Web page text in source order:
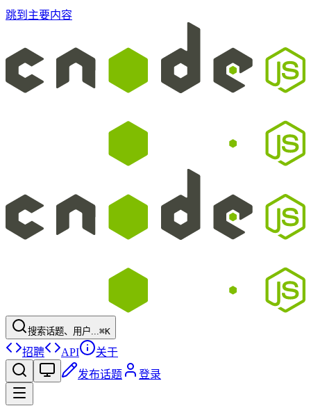
跳到主要内容
搜索话题、用户...⌘K
招聘 API
关于
发布话题
登录